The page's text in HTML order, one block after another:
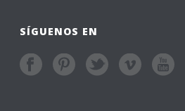
SÍGUENOS EN